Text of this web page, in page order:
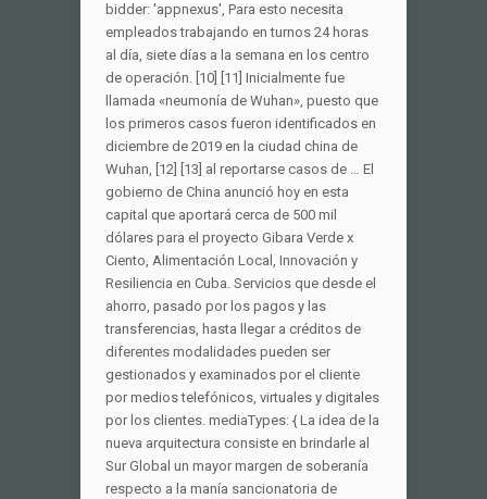
bidder: 'appnexus', Para esto necesita
empleados trabajando en turnos 24 horas
al día, siete días a la semana en los centro
de operación. [10] [11] Inicialmente fue
llamada «neumonía de Wuhan», puesto que
los primeros casos fueron identificados en
diciembre de 2019 en la ciudad china de
Wuhan, [12] [13] al reportarse casos de … El
gobierno de China anunció hoy en esta
capital que aportará cerca de 500 mil
dólares para el proyecto Gibara Verde x
Ciento, Alimentación Local, Innovación y
Resiliencia en Cuba. Servicios que desde el
ahorro, pasado por los pagos y las
transferencias, hasta llegar a créditos de
diferentes modalidades pueden ser
gestionados y examinados por el cliente
por medios telefónicos, virtuales y digitales
por los clientes. mediaTypes: { La idea de la
nueva arquitectura consiste en brindarle al
Sur Global un mayor margen de soberanía
respecto a la manía sancionatoria de